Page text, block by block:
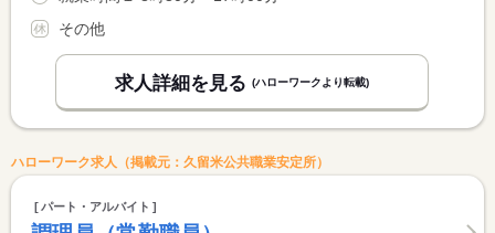
その他
求人詳細を見る (ハローワークより転載)
ハローワーク求人（掲載元：久留米公共職業安定所）
パート・アルバイト